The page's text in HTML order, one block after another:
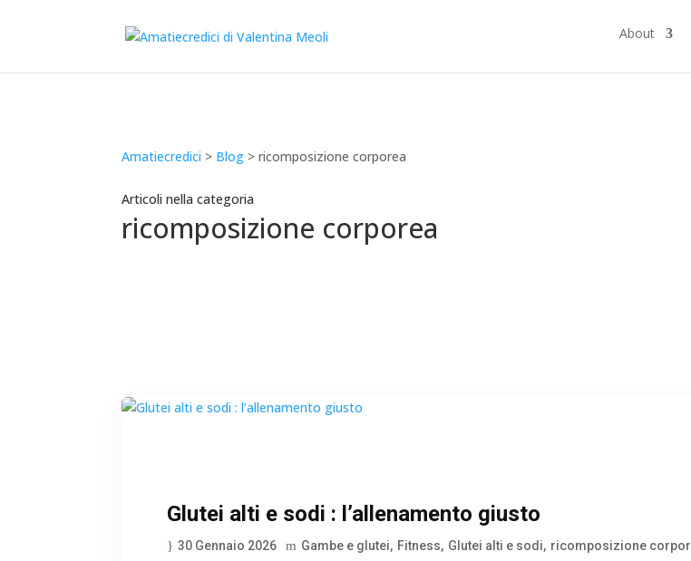
About
Amatiecredici > Blog > ricomposizione corporea
Articoli nella categoria
ricomposizione corporea
Glutei alti e sodi : l’allenamento giusto
30 Gennaio 2026 Gambe e glutei Fitness Glutei alti e sodi ricomposizione